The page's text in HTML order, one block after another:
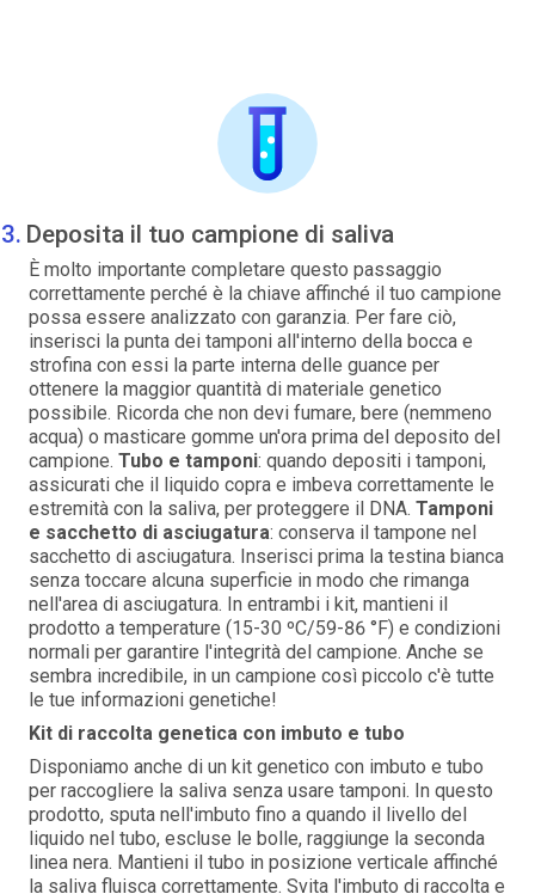
Deposita il tuo campione di saliva
È molto importante completare questo passaggio
correttamente perché è la chiave affinché il tuo campione
possa essere analizzato con garanzia. Per fare ciò,
inserisci la punta dei tamponi all'interno della bocca e
strofina con essi la parte interna delle guance per
ottenere la maggior quantità di materiale genetico
possibile. Ricorda che non devi fumare, bere (nemmeno
acqua) o masticare gomme un'ora prima del deposito del
campione. Tubo e tamponi: quando depositi i tamponi,
assicurati che il liquido copra e imbeva correttamente le
estremità con la saliva, per proteggere il DNA. Tamponi
e sacchetto di asciugatura: conserva il tampone nel
sacchetto di asciugatura. Inserisci prima la testina bianca
senza toccare alcuna superficie in modo che rimanga
nell'area di asciugatura. In entrambi i kit, mantieni il
prodotto a temperature (15-30 ºC/59-86 °F) e condizioni
normali per garantire l'integrità del campione. Anche se
sembra incredibile, in un campione così piccolo c'è tutte
le tue informazioni genetiche!
Kit di raccolta genetica con imbuto e tubo
Disponiamo anche di un kit genetico con imbuto e tubo
per raccogliere la saliva senza usare tamponi. In questo
prodotto, sputa nell'imbuto fino a quando il livello del
liquido nel tubo, escluse le bolle, raggiunge la seconda
linea nera. Mantieni il tubo in posizione verticale affinché
la saliva fluisca correttamente. Svita l'imbuto di raccolta e